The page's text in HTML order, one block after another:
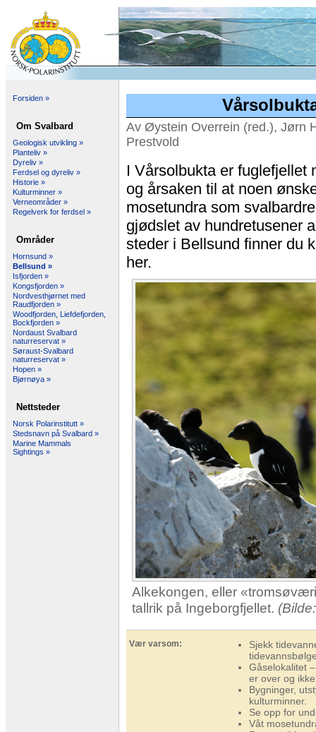
Forsiden »
Om Svalbard
Geologisk utvikling »
Planteliv »
Dyreliv »
Ferdsel og dyreliv »
Historie »
Kulturminner »
Verneområder »
Regelverk for ferdsel »
Områder
Hornsund »
Bellsund »
Isfjorden »
Kongsfjorden »
Nordvesthjørnet med
Raudfjorden »
Woodfjorden, Liefdefjorden,
Bockfjorden »
Nordaust Svalbard
naturreservat »
Søraust-Svalbard
naturreservat »
Hopen »
Bjørnøya »
Nettsteder
Norsk Polarinstitutt »
Stedsnavn på Svalbard »
Marine Mammals
Sightings »
Av Øystein Overrein (red.), Jørn
Prestvold
I Vårsolbukta er fuglefjellet
og årsaken til at noen
mosetundra som
gjødslet av hundretusener
steder i Bellsund finner du
her.
Alkekongen, eller
tallrik på Ingeborgfjellet.
Vær varsom:
Sjekk
Gåselokalitet
er over og
Bygninger,
kulturminner.
Se opp for
Våt